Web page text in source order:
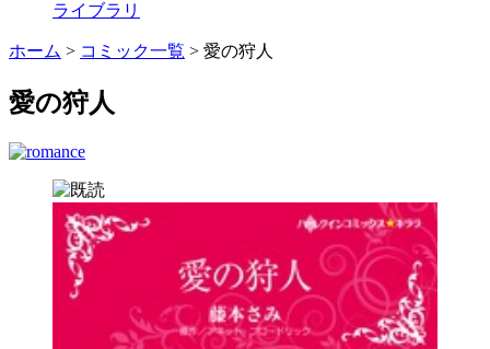
ライブラリ
ホーム > コミック一覧 > 愛の狩人
愛の狩人